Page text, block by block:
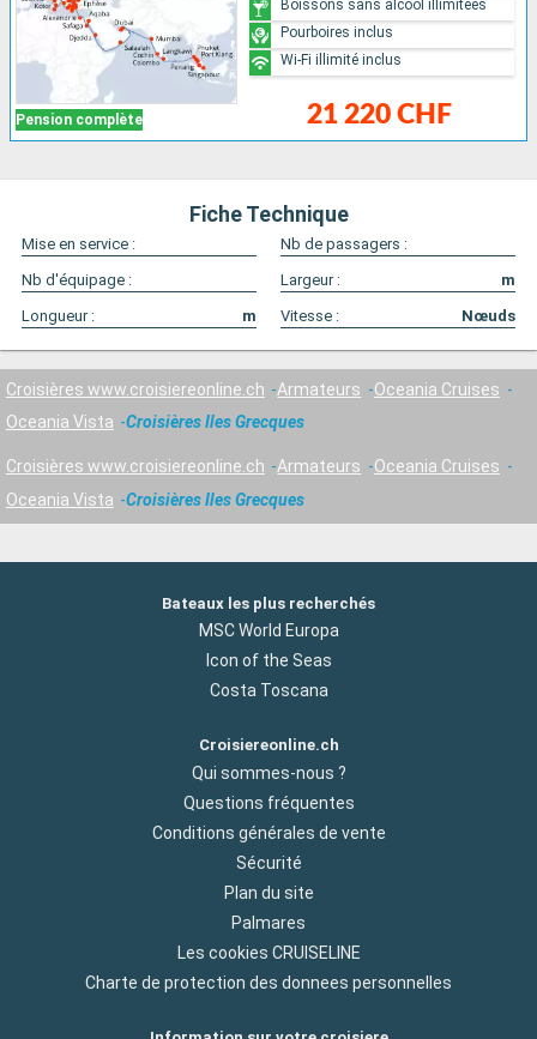
Pension complète 21 220 CHF
Boissons sans alcool illimitées
Pourboires inclus
Wi-Fi illimité inclus
Fiche Technique
Mise en service :
Nb de passagers :
Nb d'équipage :
Largeur :
m
Longueur :
m Vitesse : Nœuds
Croisières www.croisiereonline.ch Armateurs
Oceania Cruises
Oceania Vista
Croisières Iles Grecques
Croisières www.croisiereonline.ch Armateurs
Oceania Cruises
Oceania Vista
Croisières Iles Grecques
Bateaux les plus recherchés
MSC World Europa
Icon of the Seas
Costa Toscana
Croisiereonline.ch
Qui sommes-nous ?
Questions fréquentes
Conditions générales de vente
Sécurité
Plan du site
Palmares
Les cookies CRUISELINE
Charte de protection des donnees personnelles